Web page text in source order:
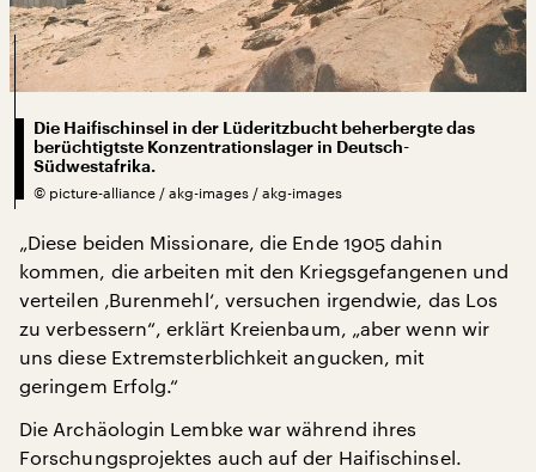
Die Haifischinsel in der Lüderitzbucht beherbergte das
berüchtigtste Konzentrationslager in Deutsch-
Südwestafrika.
© picture-alliance / akg-images / akg-images
„Diese beiden Missionare, die Ende 1905 dahin
kommen, die arbeiten mit den Kriegsgefangenen und
verteilen ‚Burenmehl‘, versuchen irgendwie, das Los
zu verbessern“, erklärt Kreienbaum, „aber wenn wir
uns diese Extremsterblichkeit angucken, mit
geringem Erfolg.“
Die Archäologin Lembke war während ihres
Forschungsprojektes auch auf der Haifischinsel.